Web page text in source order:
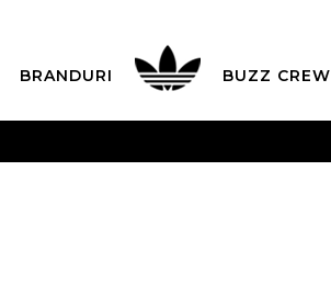
BRANDURI BUZZ CREW